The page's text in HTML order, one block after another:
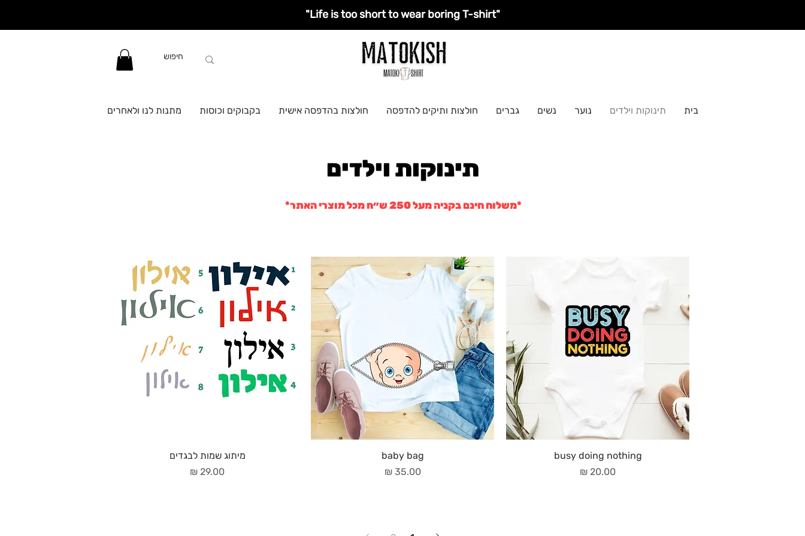
"Life is too short to wear boring T-shirt"
בית תינוקות וילדים נוער נשים גברים חולצות ותיקים להדפסה חולצות בהדפסה אישית בקבוקים וכוסות מתנות לנו ולאחרים
תינוקות וילדים
*משלוח חינם בקניה מעל 250 ש״ח מכל מוצרי האתר*
busy doing nothing
מחיר
baby bag
מחיר‏35.00 ‏₪
מיתוג שמות לבגדים
מחיר